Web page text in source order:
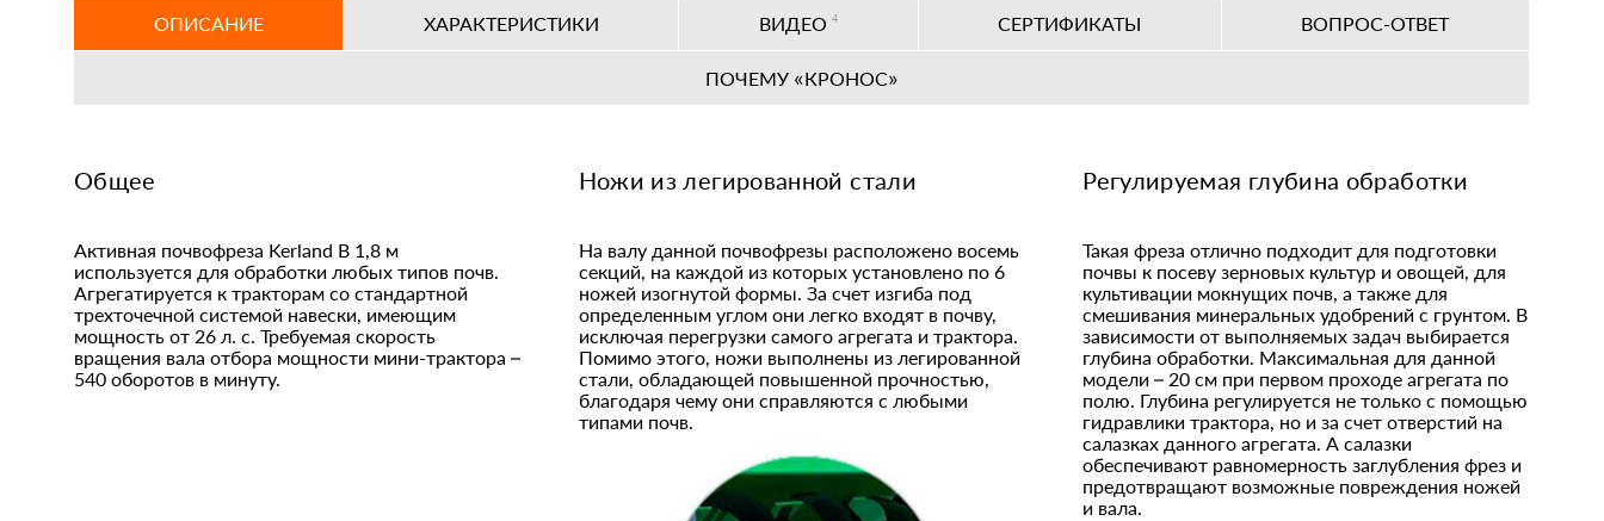
ОПИСАНИЕ ХАРАКТЕРИСТИКИ ВИДЕО 4 СЕРТИФИКАТЫ ВОПРОС-ОТВЕТ
ПОЧЕМУ «КРОНОС»
Общее
Активная почвофреза Kerland B 1,8 м
используется для обработки любых типов почв.
Агрегатируется к тракторам со стандартной
трехточечной системой навески, имеющим
мощность от 26 л. с. Требуемая скорость
вращения вала отбора мощности мини-трактора –
540 оборотов в минуту.
Ножи из легированной стали
На валу данной почвофрезы расположено восемь
секций, на каждой из которых установлено по 6
ножей изогнутой формы. За счет изгиба под
определенным углом они легко входят в почву,
исключая перегрузки самого агрегата и трактора.
Помимо этого, ножи выполнены из легированной
стали, обладающей повышенной прочностью,
благодаря чему они справляются с любыми
типами почв.
Регулируемая глубина обработки
Такая фреза отлично подходит для подготовки
почвы к посеву зерновых культур и овощей, для
культивации мокнущих почв, а также для
смешивания минеральных удобрений с грунтом. В
зависимости от выполняемых задач выбирается
глубина обработки. Максимальная для данной
модели – 20 см при первом проходе агрегата по
полю. Глубина регулируется не только с помощью
гидравлики трактора, но и за счет отверстий на
салазках данного агрегата. А салазки
обеспечивают равномерность заглубления фрез и
предотвращают возможные повреждения ножей
и вала.